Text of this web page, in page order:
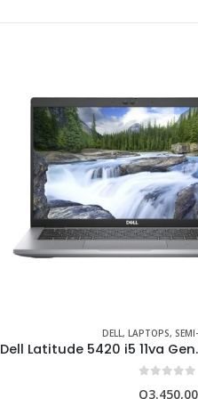
DELL, LAPTOPS,
Dell Latitude 5400 i5 8va Gen.
Q2.850,00